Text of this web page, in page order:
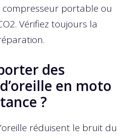
compresseur portable ou
Vérifiez toujours la
des
en moto
?
réduisent le bruit du